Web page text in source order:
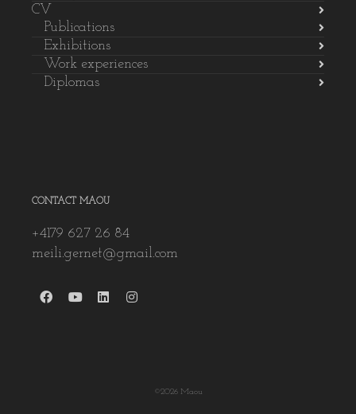
CV
Publications
Exhibitions
Work experiences
Diplomas
CONTACT MAOU
+4179 627 26 84
meili.gernet@gmail.com
©2026 Maou